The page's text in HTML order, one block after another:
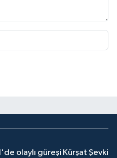
olaylı güreşi Kürşat Şevki